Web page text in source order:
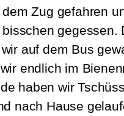
Zug gefahren
gegessen.
auf dem Bus
endlich im
haben wir
nach Hause